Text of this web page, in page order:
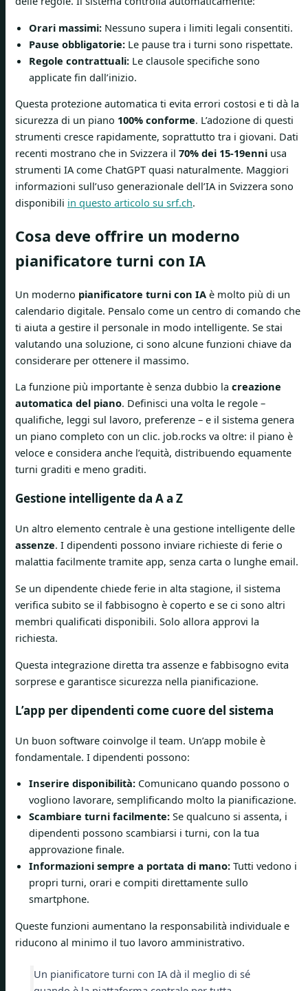
Orari massimi: Nessuno supera i limiti legali consentiti.
Pause obbligatorie: Le pause tra i turni sono rispettate.
Regole contrattuali: Le clausole specifiche sono
applicate fin dall’inizio.
Questa protezione automatica ti evita errori costosi e ti dà la
sicurezza di un piano 100% conforme. L’adozione di questi
strumenti cresce rapidamente, soprattutto tra i giovani. Dati
recenti mostrano che in Svizzera il 70% dei 15-19enni usa
strumenti IA come ChatGPT quasi naturalmente. Maggiori
informazioni sull’uso generazionale dell’IA in Svizzera sono
disponibili in questo articolo su srf.ch.
Cosa deve offrire un moderno
pianificatore turni con IA
Un moderno pianificatore turni con IA è molto più di un
calendario digitale. Pensalo come un centro di comando che
ti aiuta a gestire il personale in modo intelligente. Se stai
valutando una soluzione, ci sono alcune funzioni chiave da
considerare per ottenere il massimo.
La funzione più importante è senza dubbio la creazione
automatica del piano. Definisci una volta le regole –
qualifiche, leggi sul lavoro, preferenze – e il sistema genera
un piano completo con un clic. job.rocks va oltre: il piano è
veloce e considera anche l’equità, distribuendo equamente
turni graditi e meno graditi.
Gestione intelligente da A a Z
Un altro elemento centrale è una gestione intelligente delle
assenze. I dipendenti possono inviare richieste di ferie o
malattia facilmente tramite app, senza carta o lunghe email.
Se un dipendente chiede ferie in alta stagione, il sistema
verifica subito se il fabbisogno è coperto e se ci sono altri
membri qualificati disponibili. Solo allora approvi la
richiesta.
Questa integrazione diretta tra assenze e fabbisogno evita
sorprese e garantisce sicurezza nella pianificazione.
L’app per dipendenti come cuore del sistema
Un buon software coinvolge il team. Un’app mobile è
fondamentale. I dipendenti possono:
Inserire disponibilità: Comunicano quando possono o
vogliono lavorare, semplificando molto la pianificazione.
Scambiare turni facilmente: Se qualcuno si assenta, i
dipendenti possono scambiarsi i turni, con la tua
approvazione finale.
Informazioni sempre a portata di mano: Tutti vedono i
propri turni, orari e compiti direttamente sullo
smartphone.
Queste funzioni aumentano la responsabilità individuale e
riducono al minimo il tuo lavoro amministrativo.
Un pianificatore turni con IA dà il meglio di sé